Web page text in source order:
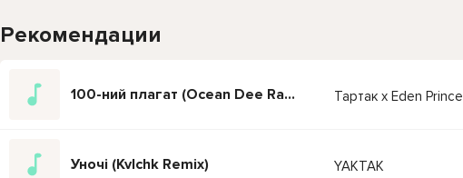
Рекомендации
100-ний плагат (Ocean Dee Radio Edit) Тартак x Eden Prince
Уночі (Kvlchk Remix) YAKTAK